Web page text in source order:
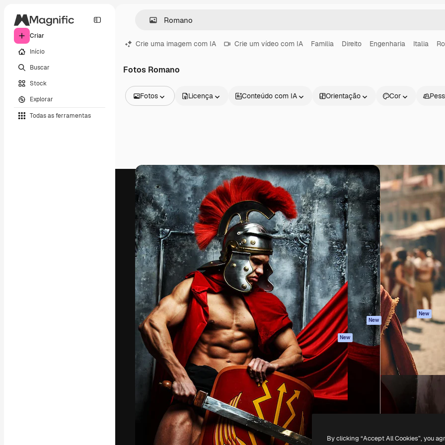
Criar
Início
Buscar
Stock
Explorar
Todas as ferramentas
Crie uma imagem com IA Crie um vídeo com IA Familia Direito Engenharia Italia
Fotos Romano
Fotos
Vídeos
Clipes de vídeo
Animações
Modelos de vídeos
Ícones
Modelos 3D
Fontes
Licença Conteúdo com IA Orientação Cor
A plataforma criativa para você direcionar
seu melhor trabalho. Mais de 1 milhão de
assinantes entre criativos, empresas,
agências e estúdios.
Português
Produtos
Spaces
Assistente de IA
Gerador de
imagens
Gerador de vídeos
Texto para voz
Conteúdo de stock
MCP para
Claude/ChatGPT
New
Agentes New
API
App móvel
Todas as
ferramentas
Começar
Academy
Documentação
Atendimento
Termos e
condições
Política de
privacidade
Originais
New
Política de
Central de
confiabilidade
Afiliados
Empresas
Copyright © 2010-2026Freepik Company S.L.U. Todos os direitos reservados.
By clicking “Accept All Cookies”, you